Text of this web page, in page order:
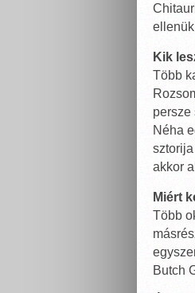
Kik
Több
persze
Néha
akkor
Miért
Több
Butch